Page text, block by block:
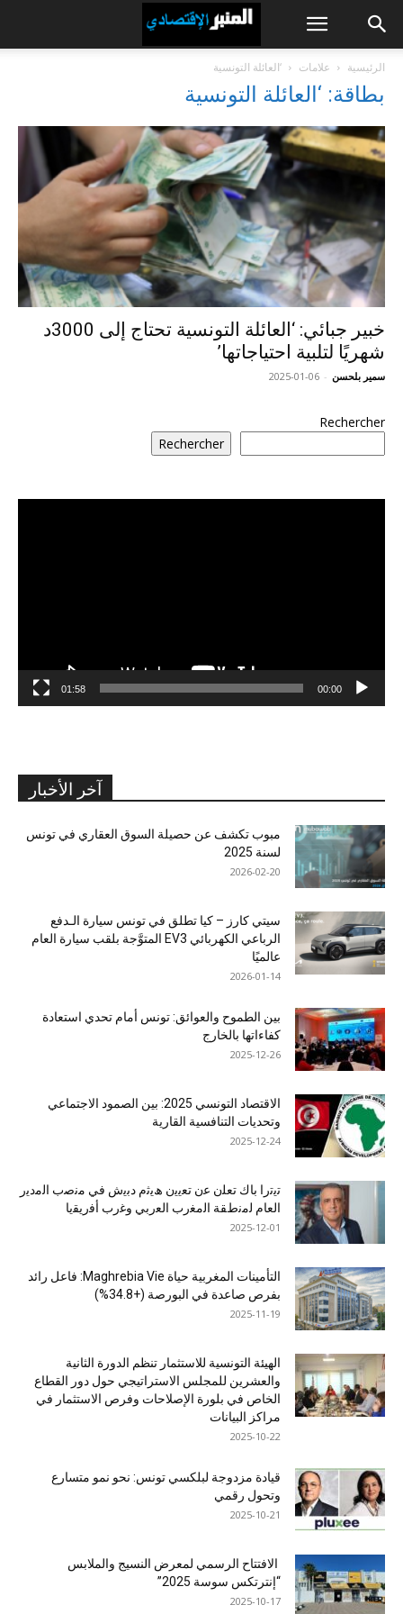
الرئيسية علامات ‘العائلة التونسية
بطاقة: ‘العائلة التونسية
خبير جبائي: ‘العائلة التونسية تحتاج إلى 3000د
شهريًا لتلبية احتياجاتها’
سمير بلحسن -
2025-01-06
Rechercher
Rechercher
00:00
01:58
آخر الأخبار
مبوب تكشف عن حصيلة السوق العقاري في تونس
لسنة 2025
2026-02-20
سيتي كارز – كيا تطلق في تونس سيارة الـدفع
الرباعي الكهربائي EV3 المتوَّجة بلقب سيارة العام
عالميًا
2026-01-14
بين الطموح والعوائق: تونس أمام تحدي استعادة
كفاءاتها بالخارج
2025-12-26
الاقتصاد التونسي 2025: بين الصمود الاجتماعي
وتحديات التنافسية القارية
2025-12-24
ﺗﯾﺗرا ﺑﺎك ﺗﻌﻠن ﻋن ﺗﻌﯾﯾن ھﯾﺛم دﺑﯾش ﻓﻲ ﻣﻧﺻب اﻟﻣدﯾر
اﻟﻌﺎم ﻟﻣﻧطﻘﺔ اﻟﻣﻐرب اﻟﻌرﺑﻲ وﻏرب أﻓرﯾﻘﯾﺎ
2025-12-01
التأمينات المغربية حياة Maghrebia Vie: فاعل رائد
بفرص صاعدة في البورصة (+34.8%)
2025-11-19
الهيئة التونسية للاستثمار تنظم الدورة الثانية
والعشرين للمجلس الاستراتيجي حول دور القطاع
الخاص في بلورة الإصلاحات وفرص الاستثمار في
مراكز البيانات
2025-10-22
قيادة مزدوجة لبلكسي تونس: نحو نمو متسارع
وتحول رقمي
2025-10-21
الافتتاح الرسمي لمعرض النسيج والملابس
“إنترتكس سوسة 2025”
2025-10-17